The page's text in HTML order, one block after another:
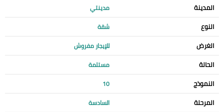
المدينة مدينتي
النوع شقة
الغرض للإيجار مفروش
الحالة مستلمة
النموذج 10
المرحلة السادسة